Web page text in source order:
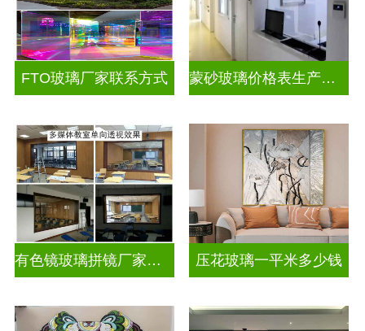
FTO玻璃厂家联系方式 蒙砂玻璃价格表生产电话
有色镜玻璃拼镜厂家联系方式 压花玻璃一平米多少钱